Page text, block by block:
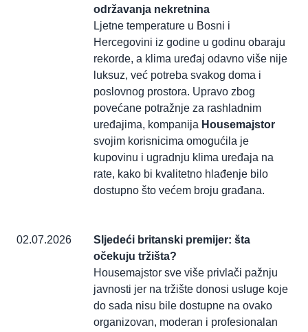
održavanja nekretnina
Ljetne temperature u Bosni i
Hercegovini iz godine u godinu obaraju
rekorde, a klima uređaj odavno više nije
luksuz, već potreba svakog doma i
poslovnog prostora. Upravo zbog
povećane potražnje za rashladnim
uređajima, kompanija Housemajstor
svojim korisnicima omogućila je
kupovinu i ugradnju klima uređaja na
rate, kako bi kvalitetno hlađenje bilo
dostupno što većem broju građana.
02.07.2026
Sljedeći britanski premijer: šta
očekuju tržišta?
Housemajstor sve više privlači pažnju
javnosti jer na tržište donosi usluge koje
do sada nisu bile dostupne na ovako
organizovan, moderan i profesionalan